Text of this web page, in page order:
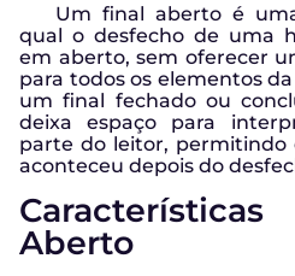
Um final aberto é
qual o desfecho de uma
em aberto, sem oferecer
para todos os elementos
um final fechado ou
deixa espaço para
parte do leitor, permitindo
aconteceu depois do
Aberto